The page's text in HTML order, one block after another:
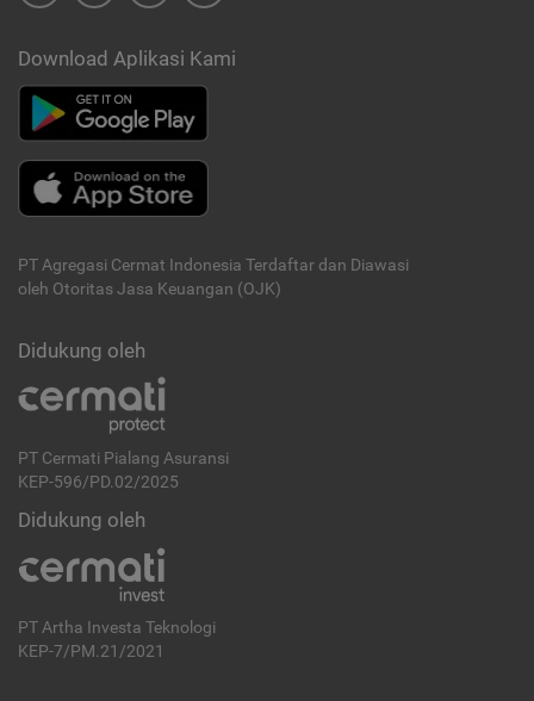
Download Aplikasi Kami
PT Agregasi Cermat Indonesia Terdaftar dan Diawasi
oleh Otoritas Jasa Keuangan (OJK)
Didukung oleh
PT Cermati Pialang Asuransi
KEP-596/PD.02/2025
Didukung oleh
PT Artha Investa Teknologi
KEP-7/PM.21/2021